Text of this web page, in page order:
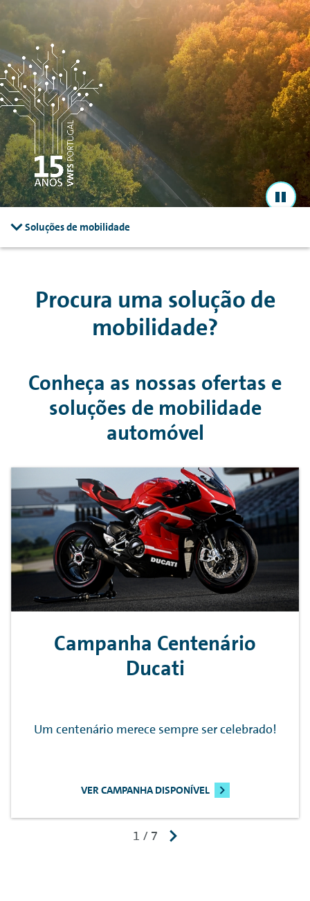
Navegar para conteúdo principal
Navegar para rodapé
Soluções de mobilidade
Procura uma solução de
mobilidade?
Conheça as nossas ofertas e
soluções de mobilidade
automóvel
Campanha Centenário
Ducati
Um centenário merece sempre ser celebrado!
VER CAMPANHA DISPONÍVEL